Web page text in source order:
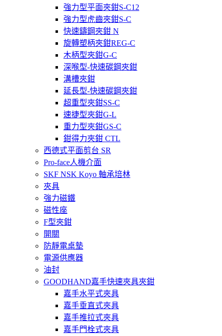
強力型平面夾鉗S-C12
強力型虎齒夾鉗S-C
快速鑄鋼夾鉗 N
旋轉塑柄夾鉗REG-C
木柄型夾鉗G-C
深喉型-快速碳鋼夾鉗
溝槽夾鉗
延長型-快速碳鋼夾鉗
超重型夾鉗SS-C
速捷型夾鉗G-L
重力型夾鉗GS-C
鉗得力夾鉗 CTL
西德式平面剪台 SR
Pro-face人機介面
SKF NSK Koyo 軸承培林
夾具
強力磁鐵
磁性座
F型夾鉗
開關
防靜電桌墊
電源供應器
油封
GOODHAND嘉手快速夾具夾鉗
嘉手水平式夾具
嘉手垂直式夾具
嘉手推拉式夾具
嘉手門栓式夾具